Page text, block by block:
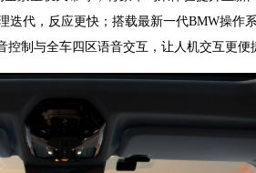
迭代，反应更快；搭载最新一代BMW操作
制与全车四区语音交互，让人机交互更便